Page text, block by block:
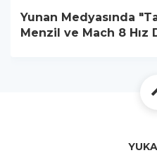
Yunan Medyasında
Menzil ve Mach 8